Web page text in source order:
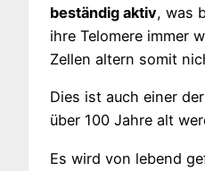
beständig aktiv, was
ihre Telomere immer
Zellen altern somit
Dies ist auch einer
über 100 Jahre alt
Es wird von lebend